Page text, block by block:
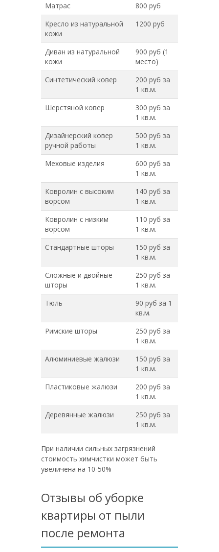
Матрас
800 руб
Кресло из натуральной
кожи
1200 руб
Диван из натуральной
кожи
900 руб (1
место)
Синтетический ковер
200 руб за
1 кв.м.
Шерстяной ковер
300 руб за
1 кв.м.
Дизайнерский ковер
ручной работы
500 руб за
1 кв.м.
Меховые изделия
600 руб за
1 кв.м.
Ковролин с высоким
ворсом
140 руб за
1 кв.м.
Ковролин с низким
ворсом
110 руб за
1 кв.м.
Стандартные шторы
150 руб за
1 кв.м.
Сложные и двойные
шторы
250 руб за
1 кв.м.
Тюль
90 руб за 1
кв.м.
Римские шторы
250 руб за
1 кв.м.
Алюминиевые жалюзи
150 руб за
1 кв.м.
Пластиковые жалюзи
200 руб за
1 кв.м.
Деревянные жалюзи
250 руб за
1 кв.м.
При наличии сильных загрязнений
стоимость химчистки может быть
увеличена на 10-50%
Отзывы об уборке
квартиры от пыли
после ремонта